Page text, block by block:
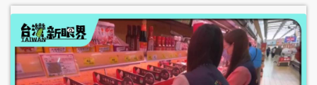
👤邀訪來賓：
許建榮（澳洲蒙納許大學中國研究兼任研究員）
吳宸宏（成大全校不分系大二生）
張勤煜（資深科技顧問）
📞視訊連線:
呂健吉（台灣哲學諮商學會理事長）